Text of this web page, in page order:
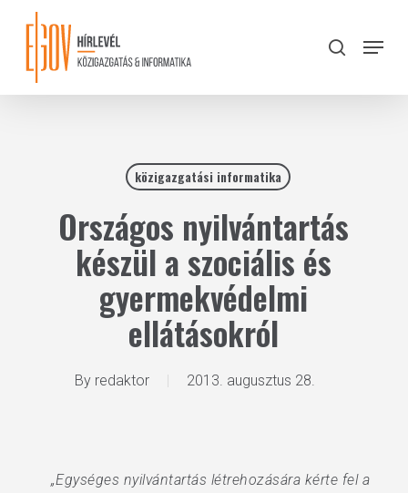
content
search
Menu
közigazgatási informatika
Országos nyilvántartás
készül a szociális és
gyermekvédelmi
ellátásokról
By redaktor 2013. augusztus 28.
„Egységes nyilvántartás létrehozására kérte fel a
Close